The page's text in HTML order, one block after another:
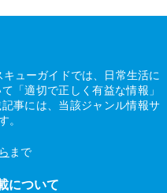
ューガイドでは、日常生活に
「適切で正しく有益な情報」
事には、当該ジャンル情報サ
。
まで
について